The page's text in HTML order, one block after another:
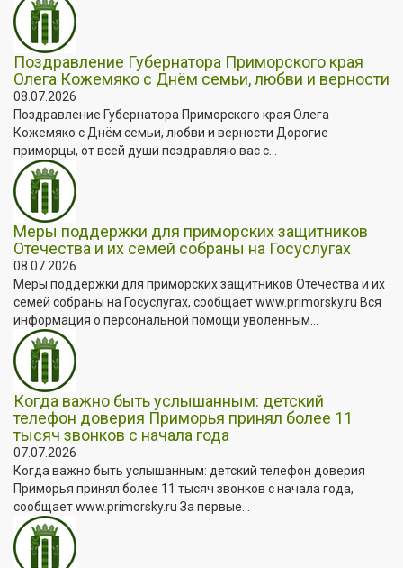
Поздравление Губернатора Приморского края
Олега Кожемяко с Днём семьи, любви и верности
08.07.2026
Поздравление Губернатора Приморского края Олега
Кожемяко с Днём семьи, любви и верности Дорогие
приморцы, от всей души поздравляю вас с...
Меры поддержки для приморских защитников
Отечества и их семей собраны на Госуслугах
08.07.2026
Меры поддержки для приморских защитников Отечества и их
семей собраны на Госуслугах, сообщает www.primorsky.ru Вся
информация о персональной помощи уволенным...
Когда важно быть услышанным: детский
телефон доверия Приморья принял более 11
тысяч звонков с начала года
07.07.2026
Когда важно быть услышанным: детский телефон доверия
Приморья принял более 11 тысяч звонков с начала года,
сообщает www.primorsky.ru За первые...